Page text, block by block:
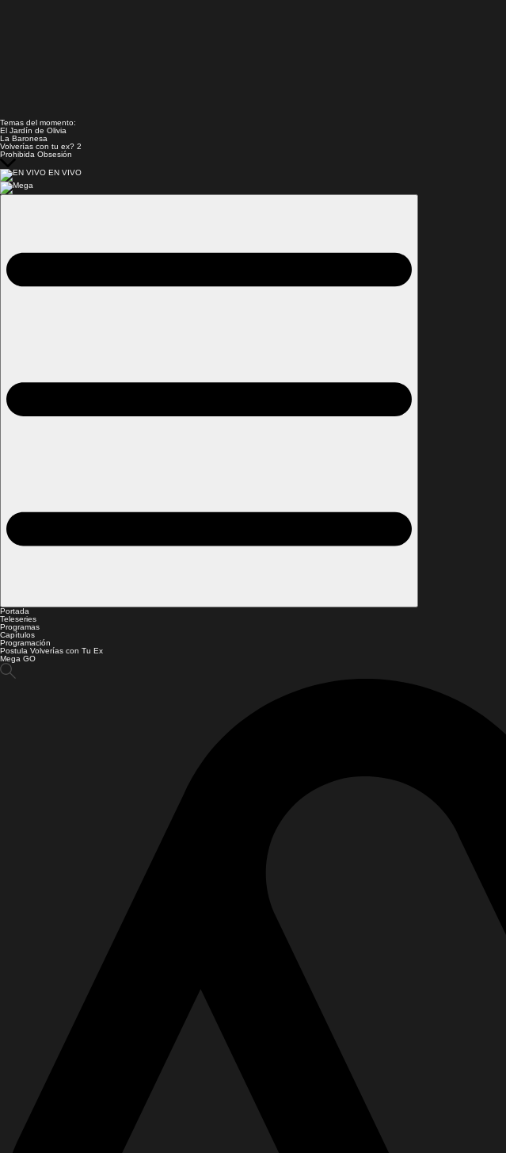
Temas del momento:
El Jardín de Olivia
La Baronesa
Volverías con tu ex? 2
Prohibida Obsesión
EN VIVO
Portada
Teleseries
Programas
Capítulos
Programación
Postula Volverías con Tu Ex
Mega GO